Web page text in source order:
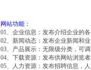
网站功能：
01、企业信息：发布介绍企业的
02、新闻动态：发布企业新闻和
03、产品展示：无限级分类，可
04、下载资源：发布供网站浏览
05、人力资源：发布招聘信息，